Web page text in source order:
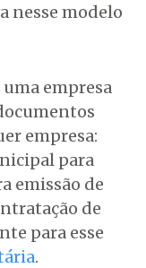
nesse modelo
empresa
empresa:
para
emissão de
de
para esse
.